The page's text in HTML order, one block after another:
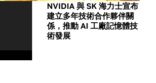
NVIDIA 與 SK 海力士宣布
建立多年技術合作夥伴關
係，推動 AI 工廠記憶體技
術發展